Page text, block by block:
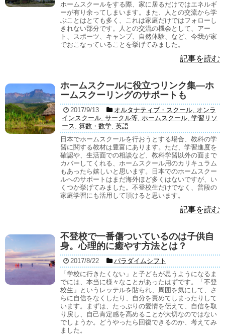
ホームスクールをする際、家に居るだけではエネルギ
ーが有り余ってしまいます。また、人との交流から学
ぶことはとても多く、これは家庭だけではフォローし
きれない部分です。人との交流の機会として、アー
ト、スポーツ、キャンプ、自然体験、など、今我が家
でおこなっていることを挙げてみました。
記事を読む
ホームスクールに役立つリンク集―ホ
ームスクーリングのサポートも
2017/9/13 オルタナティブ・スクール, オンラ
インスクール, サークル等, ホームスクール, 学習リソ
ース, 算数・数学, 英語
日本でホームスクールを行おうとする場合、教科の学
習に関する教材は豊富にあります。ただ、学習進度を
確認や、生活面での相談など、教科学習以外の面まで
カバーしてくれる、ホームスクール用のカリキュラム
もあったら嬉しいと思います。日本でのホームスクー
ルへのサポートはまだ海外ほど多くはないですが、い
くつか挙げてみました。不登校生だけでなく、普段の
家庭学習にも活用して頂けると思います。
記事を読む
不登校で一番傷ついているのは子供自
身。心理的に癒やす方法とは？
2017/8/22
パラダイムシフト
「学校に行きたくない」と子どもが思うようになるま
でには、本当に様々なことがあったはずです。「不登
校生」というレッテルを貼られ、周囲を気にして、さ
らに自信をなくしたり、自分を責めてしまったりして
います。まずは、たっぷりの愛情を伝えて、自信を取
り戻し、自己肯定感を高めることが大切なのではない
でしょうか。どうやったら回復できるのか、考えてみ
ました。